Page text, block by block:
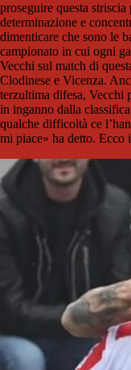
proseguire questa
determinazione e
dimenticare che sono le
campionato in cui ogni
Vecchi sul match di
Clodinese e Vicenza.
terzultima difesa, Vecchi
in inganno dalla
qualche difficoltà ce
mi piace» ha detto. Ecco